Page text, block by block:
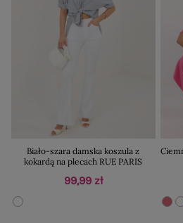
Biało-szara damska koszula z
kokardą na plecach RUE PARIS
99,99 zł